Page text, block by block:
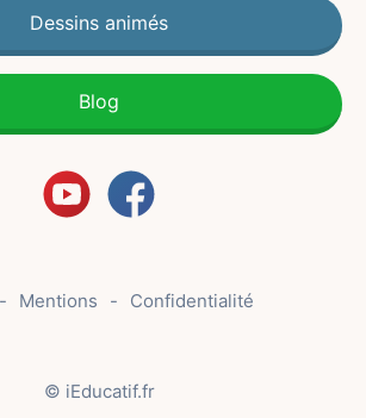
Dessins animés
Blog
Mentions Confidentialité
© iEducatif.fr